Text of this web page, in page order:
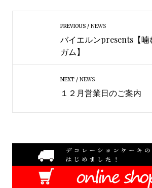
PREVIOUS NEWS
バイエルンpresents【噛
ガム】
NEXT NEWS
１２月営業日のご案内